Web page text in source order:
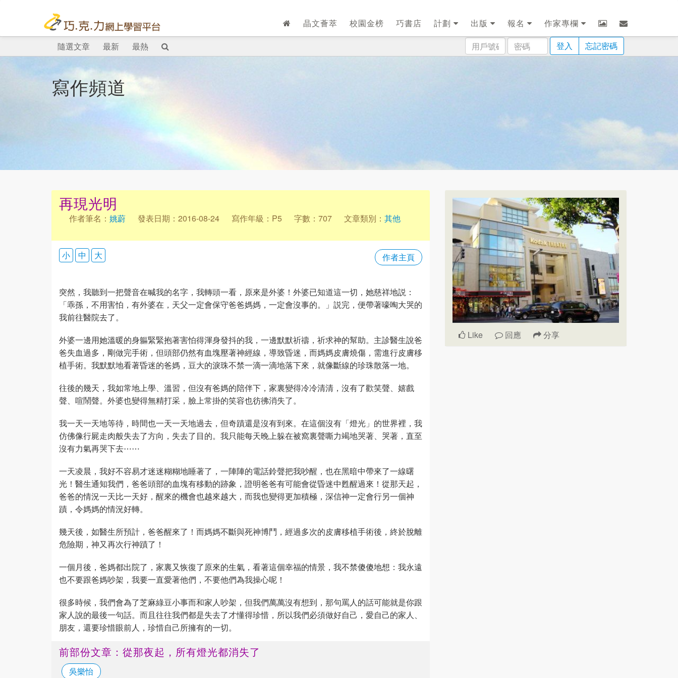
晶文薈萃 校園金榜 巧書店 計劃 出版 報名
作家專欄
用
戶
密
碼
登入 忘記密碼
隨選文章 最新 最熱
寫作頻道
再現光明
作者筆名： 姚蔚 發表日期：2016-08-24 寫作年級：P5 字數：707 文章類別： 其他
作者主頁
小 中 大
突然，我聽到一把聲音在喊我的名字，我轉頭一看，原來是外婆！外婆已知道這一切，她慈祥地説：
「乖孫，不用害怕，有外婆在，天父一定會保守爸爸媽媽，一定會沒事的。」説完，便帶著嚎啕大哭的
我前往醫院去了。
外婆一邊用她溫暖的身軀緊緊抱著害怕得渾身發抖的我，一邊默默祈禱，祈求神的幫助。主診醫生說爸
爸失血過多，剛做完手術，但頭部仍然有血塊壓著神經線，導致昏迷，而媽媽皮膚燒傷，需進行皮膚移
植手術。我默默地看著昏迷的爸媽，豆大的淚珠不禁一滴一滴地落下來，就像斷線的珍珠散落一地。
往後的幾天，我如常地上學、溫習，但沒有爸媽的陪伴下，家裏變得冷冷清清，沒有了歡笑聲、嬉戲
聲、喧鬧聲。外婆也變得無精打采，臉上常掛的笑容也彷彿消失了。
我一天一天地等待，時間也一天一天地過去，但奇蹟還是沒有到來。在這個沒有「燈光」的世界裡，我
仿佛像行屍走肉般失去了方向，失去了目的。我只能每天晚上躲在被窩裏聲嘶力竭地哭著、哭著，直至
沒有力氣再哭下去⋯⋯
一天凌晨，我好不容易才迷迷糊糊地睡著了，一陣陣的電話鈴聲把我吵醒，也在黑暗中帶來了一線曙
光！醫生通知我們，爸爸頭部的血塊有移動的跡象，證明爸爸有可能會從昏迷中甦醒過來！從那天起，
爸爸的情況一天比一天好，醒來的機會也越來越大，而我也變得更加積極，深信神一定會行另一個神
蹟，令媽媽的情況好轉。
幾天後，如醫生所預計，爸爸醒來了！而媽媽不斷與死神博鬥，經過多次的皮膚移植手術後，終於脫離
危險期，神又再次行神蹟了！
一個月後，爸媽都出院了，家裏又恢復了原來的生氣，看著這個幸福的情景，我不禁傻傻地想：我永遠
也不要跟爸媽吵架，我要一直愛著他們，不要他們為我操心呢！
很多時候，我們會為了芝麻綠豆小事而和家人吵架，但我們萬萬沒有想到，那句罵人的話可能就是你跟
家人說的最後一句話。而且往往我們都是失去了才懂得珍惜，所以我們必須做好自己，愛自己的家人、
朋友，還要珍惜眼前人，珍惜自己所擁有的一切。
前部份文章：從那夜起，所有燈光都消失了
吳樂怡
Like 回應 分享